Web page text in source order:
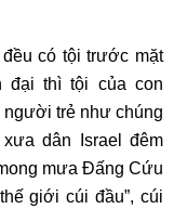
có tội trước mặt
đại thì tội của con
trẻ như chúng
dân Israel đêm
mưa Đấng Cứu
giới cúi đầu”, cúi